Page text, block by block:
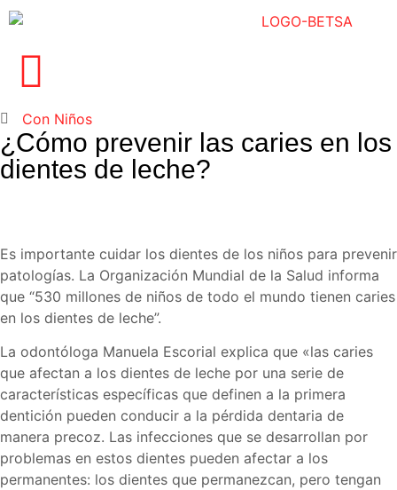
Con Niños
¿Cómo prevenir las caries en los
dientes de leche?
Es importante cuidar los dientes de los niños para prevenir
patologías. La Organización Mundial de la Salud informa
que “530 millones de niños de todo el mundo tienen caries
en los dientes de leche”.
La odontóloga Manuela Escorial explica que «las caries
que afectan a los dientes de leche por una serie de
características específicas que definen a la primera
dentición pueden conducir a la pérdida dentaria de
manera precoz. Las infecciones que se desarrollan por
problemas en estos dientes pueden afectar a los
permanentes: los dientes que permanezcan, pero tengan